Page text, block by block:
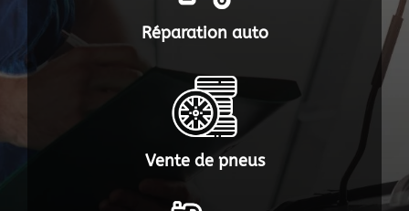
Réparation auto
Vente de pneus